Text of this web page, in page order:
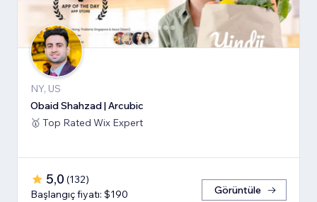
NY, US
Obaid Shahzad | Arcubic
🥇 Top Rated Wix Expert
5,0 (132)
Başlangıç fiyatı: $190
Görüntüle